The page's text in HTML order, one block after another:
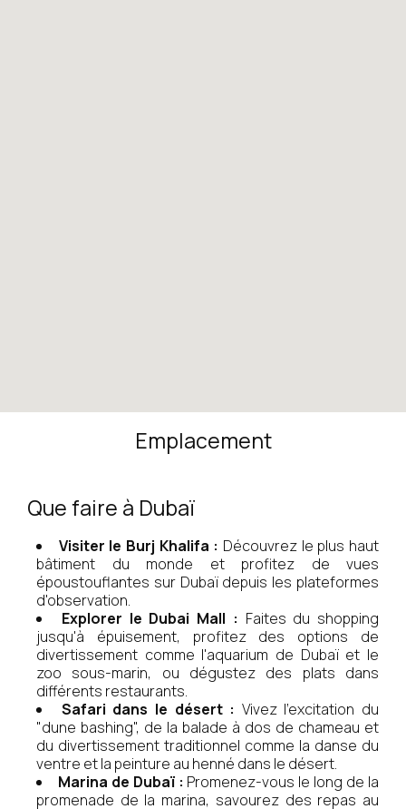
Emplacement
Que faire à Dubaï
Visiter le Burj Khalifa : Découvrez le plus haut
bâtiment du monde et profitez de vues
époustouflantes sur Dubaï depuis les plateformes
d'observation.
Explorer le Dubai Mall : Faites du shopping
jusqu'à épuisement, profitez des options de
divertissement comme l'aquarium de Dubaï et le
zoo sous-marin, ou dégustez des plats dans
différents restaurants.
Safari dans le désert : Vivez l'excitation du
"dune bashing", de la balade à dos de chameau et
du divertissement traditionnel comme la danse du
ventre et la peinture au henné dans le désert.
Marina de Dubaï : Promenez-vous le long de la
promenade de la marina, savourez des repas au